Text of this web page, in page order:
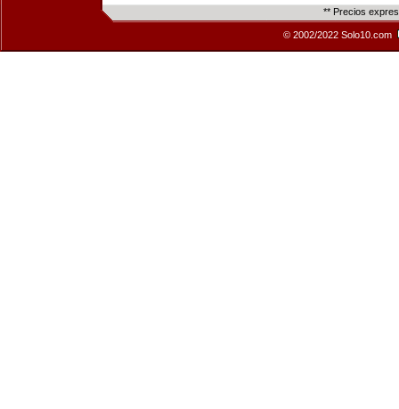
** Precios
© 2002/2022 Solo10.com